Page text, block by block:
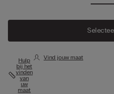
Hulp
bij het
vinden
van
uw
maat
Vind jouw maat